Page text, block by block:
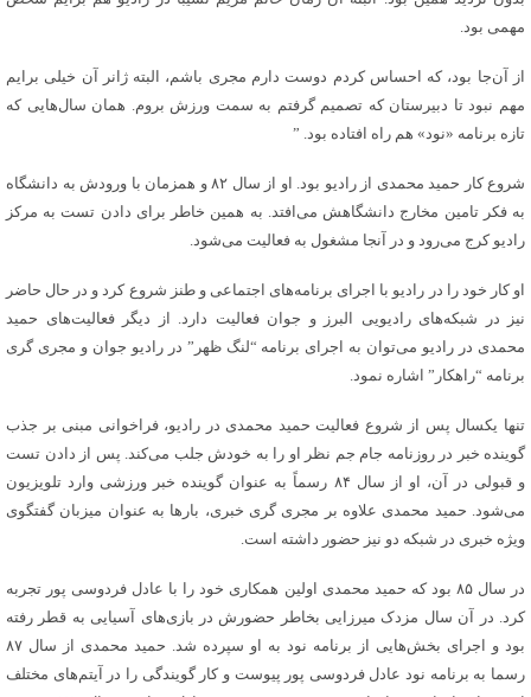
مهمی بود.
از آن‌جا بود، که احساس کردم دوست دارم مجری باشم، البته ژانر آن خیلی برایم
مهم نبود تا دبیرستان که تصمیم گرفتم به سمت ورزش بروم. همان سال‌هایی که
تازه برنامه «نود» هم راه افتاده بود. ”
شروع کار حمید محمدی از رادیو بود. او از سال ۸۲ و همزمان با ورودش به دانشگاه
به فکر تامین مخارج دانشگاهش می‌افتد. به همین خاطر برای دادن تست به مرکز
رادیو کرج می‌رود و در آنجا مشغول به فعالیت می‌شود.
او کار خود را در رادیو با اجرای برنامه‌های اجتماعی و طنز شروع کرد و در حال حاضر
نیز در شبکه‌های رادیویی البرز و جوان فعالیت دارد. از دیگر فعالیت‌های حمید
محمدی در رادیو می‌توان به اجرای برنامه “لنگ ظهر” در رادیو جوان و مجری گری
برنامه “راهکار” اشاره نمود.
تنها یکسال پس از شروع فعالیت حمید محمدی در رادیو، فراخوانی مبنی بر جذب
گوینده خبر در روزنامه جام جم نظر او را به خودش جلب می‌کند. پس از دادن تست
و قبولی در آن، او از سال ۸۴ رسماً به عنوان گوینده خبر ورزشی وارد تلویزیون
می‌شود. حمید محمدی علاوه بر مجری گری خبری، بار‌ها به عنوان میزبان گفتگوی
ویژه خبری در شبکه دو نیز حضور داشته است.
در سال ۸۵ بود که حمید محمدی اولین همکاری خود را با عادل فردوسی پور تجربه
کرد. در آن سال مزدک میرزایی بخاطر حضورش در بازی‌های آسیایی به قطر رفته
بود و اجرای بخش‌هایی از برنامه نود به او سپرده شد. حمید محمدی از سال ۸۷
رسما به برنامه نود عادل فردوسی پور پیوست و کار گویندگی را در آیتم‌های مختلف